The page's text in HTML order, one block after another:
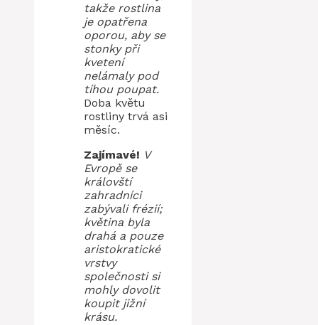
takže rostlina
je opatřena
oporou, aby se
stonky při
kvetení
nelámaly pod
tíhou poupat.
Doba květu
rostliny trvá asi
měsíc.
Zajímavé! V
Evropě se
královští
zahradníci
zabývali frézií;
květina byla
drahá a pouze
aristokratické
vrstvy
společnosti si
mohly dovolit
koupit jižní
krásu.